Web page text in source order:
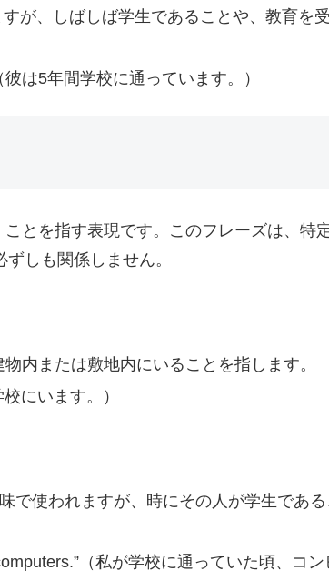
が、しばしば学生であることや、教育を
は5年間学校に通っています。）
とを指す表現です。このフレーズは、特
しも関係しません。
内または敷地内にいることを指します。
にいます。）
で使われますが、時にその人が学生である
（私が学校に通っていた頃、コン